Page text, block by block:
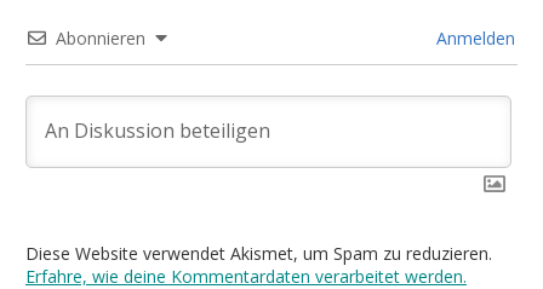
Abonnieren Anmelden
Diese Website verwendet Akismet, um Spam zu reduzieren.
Erfahre, wie deine Kommentardaten verarbeitet werden.